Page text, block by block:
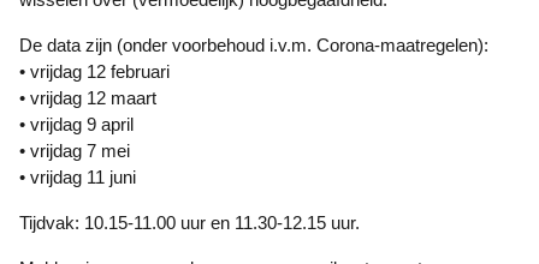
De data zijn (onder voorbehoud i.v.m. Corona-maatregelen):
• vrijdag 12 februari
• vrijdag 12 maart
• vrijdag 9 april
• vrijdag 7 mei
• vrijdag 11 juni
Tijdvak: 10.15-11.00 uur en 11.30-12.15 uur.